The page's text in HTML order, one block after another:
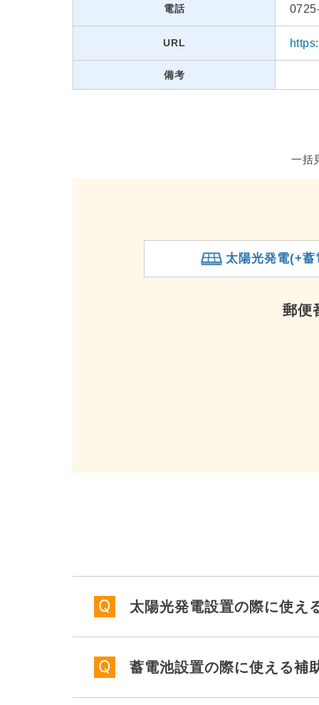
電話
URL
備考
一括
太陽光発電(+蓄
郵便
太陽光発電設置の際に使え
蓄電池設置の際に使える補